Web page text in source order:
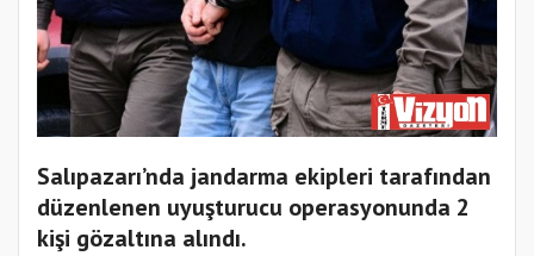
Salıpazarı’nda jandarma ekipleri tarafından
düzenlenen uyuşturucu operasyonunda 2
kişi gözaltına alındı.